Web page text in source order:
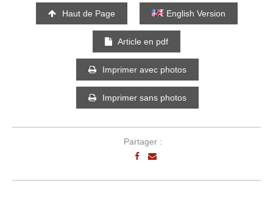
Haut de Page English Version
Article en pdf
Imprimer avec photos
Imprimer sans photos
Partager :